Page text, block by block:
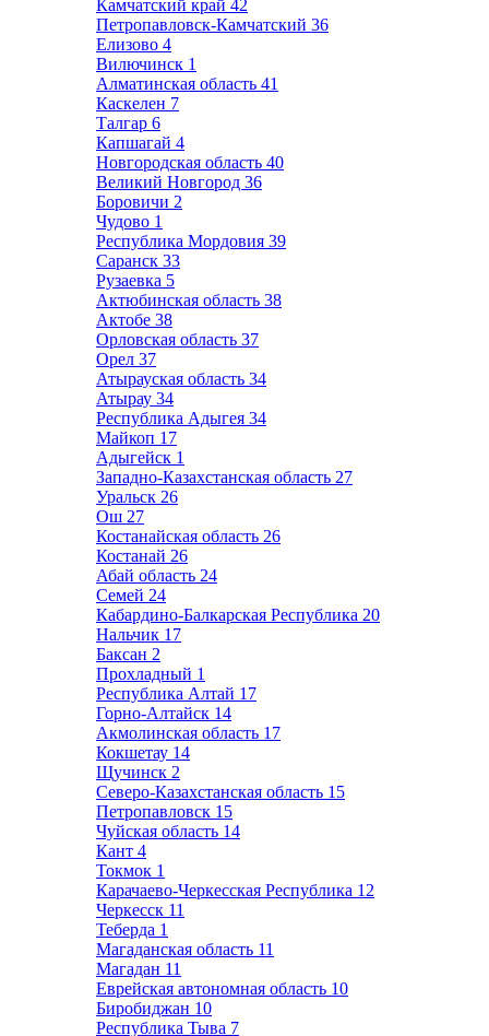
Камчатский край 42
Петропавловск-Камчатский 36
Елизово 4
Вилючинск 1
Алматинская область 41
Каскелен 7
Талгар 6
Капшагай 4
Новгородская область 40
Великий Новгород 36
Боровичи 2
Чудово 1
Республика Мордовия 39
Саранск 33
Рузаевка 5
Актюбинская область 38
Актобе 38
Орловская область 37
Орел 37
Атырауская область 34
Атырау 34
Республика Адыгея 34
Майкоп 17
Адыгейск 1
Западно-Казахстанская область 27
Уральск 26
Ош 27
Костанайская область 26
Костанай 26
Абай область 24
Семей 24
Кабардино-Балкарская Республика 20
Нальчик 17
Баксан 2
Прохладный 1
Республика Алтай 17
Горно-Алтайск 14
Акмолинская область 17
Кокшетау 14
Щучинск 2
Северо-Казахстанская область 15
Петропавловск 15
Чуйская область 14
Кант 4
Токмок 1
Карачаево-Черкесская Республика 12
Черкесск 11
Теберда 1
Магаданская область 11
Магадан 11
Еврейская автономная область 10
Биробиджан 10
Республика Тыва 7